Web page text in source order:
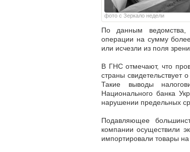
фото с Зеркало недели
По данным ведомства,
операции на сумму
или исчезли из поля
В ГНС отмечают, что
страны свидетельствует
Такие выводы
Национального банка
нарушении предельных
Подавляющее
компании осуществили
импортировали товары